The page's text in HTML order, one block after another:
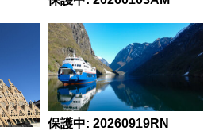
保護中: 20260919RN